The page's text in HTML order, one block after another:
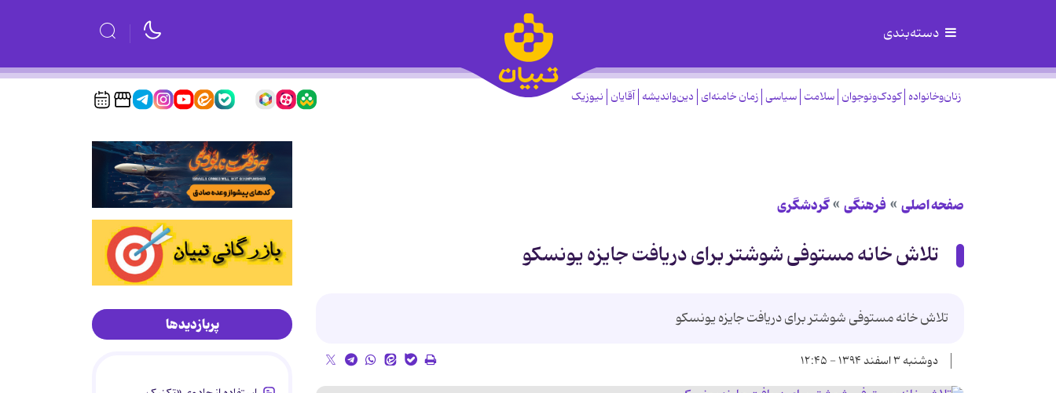
دسته‌بندی
زنان‌وخانواده کودک‌ونوجوان سلامت سیاسی زمان خامنه‌ای دین‌واندیشه آقایان نیوزیک
صفحه اصلی فرهنگی گردشگری
تلاش خانه مستوفی شوشتر برای دریافت جایزه یونسکو
تلاش خانه مستوفی شوشتر برای دریافت جایزه یونسکو
دوشنبه ۳ اسفند ۱۳۹۴ - ۱۲:۴۵
پربازدیدها